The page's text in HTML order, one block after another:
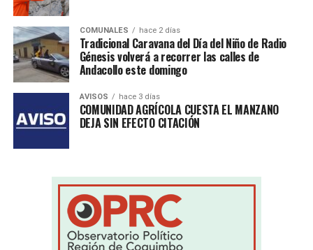
COMUNALES hace 2 días
Tradicional Caravana del Día del Niño de Radio
Génesis volverá a recorrer las calles de
Andacollo este domingo
AVISOS hace 3 días
COMUNIDAD AGRÍCOLA CUESTA EL MANZANO
DEJA SIN EFECTO CITACIÓN